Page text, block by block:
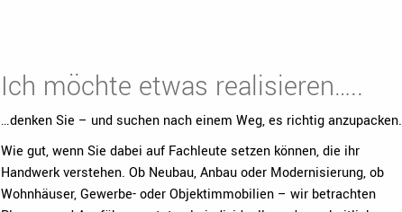
Ich möchte etwas realisieren…..
…denken Sie – und suchen nach einem Weg, es richtig anzupacken.
Wie gut, wenn Sie dabei auf Fachleute setzen können, die ihr
Handwerk verstehen. Ob Neubau, Anbau oder Modernisierung, ob
Wohnhäuser, Gewerbe- oder Objektimmobilien – wir betrachten